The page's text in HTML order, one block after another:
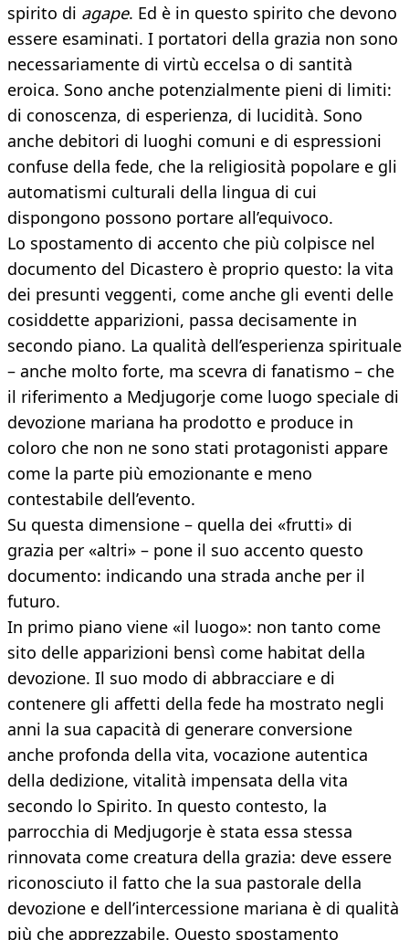
spirito di agape. Ed è in questo spirito che devono
essere esaminati. I portatori della grazia non sono
necessariamente di virtù eccelsa o di santità
eroica. Sono anche potenzialmente pieni di limiti:
di conoscenza, di esperienza, di lucidità. Sono
anche debitori di luoghi comuni e di espressioni
confuse della fede, che la religiosità popolare e gli
automatismi culturali della lingua di cui
dispongono possono portare all’equivoco.
Lo spostamento di accento che più colpisce nel
documento del Dicastero è proprio questo: la vita
dei presunti veggenti, come anche gli eventi delle
cosiddette apparizioni, passa decisamente in
secondo piano. La qualità dell’esperienza spirituale
– anche molto forte, ma scevra di fanatismo – che
il riferimento a Medjugorje come luogo speciale di
devozione mariana ha prodotto e produce in
coloro che non ne sono stati protagonisti appare
come la parte più emozionante e meno
contestabile dell’evento.
Su questa dimensione – quella dei «frutti» di
grazia per «altri» – pone il suo accento questo
documento: indicando una strada anche per il
futuro.
In primo piano viene «il luogo»: non tanto come
sito delle apparizioni bensì come habitat della
devozione. Il suo modo di abbracciare e di
contenere gli affetti della fede ha mostrato negli
anni la sua capacità di generare conversione
anche profonda della vita, vocazione autentica
della dedizione, vitalità impensata della vita
secondo lo Spirito. In questo contesto, la
parrocchia di Medjugorje è stata essa stessa
rinnovata come creatura della grazia: deve essere
riconosciuto il fatto che la sua pastorale della
devozione e dell’intercessione mariana è di qualità
più che apprezzabile. Questo spostamento